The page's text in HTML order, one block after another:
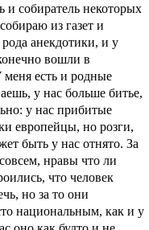
и собиратель некоторых
из газет и
рода анекдотики, и у
вошли в
есть и родные
у нас больше битье,
у нас прибитые
европейцы, но розги,
быть у нас отнято. За
нравы что ли
что человек
но за то они
национальным, как и у